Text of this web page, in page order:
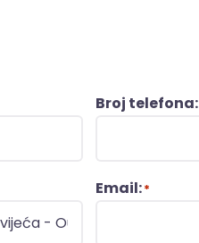
Broj telefona:
Email:*